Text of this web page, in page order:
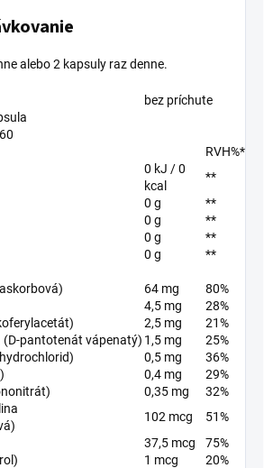
alebo 2 kapsuly raz denne.
bez príchute
RVH%*
0 kJ / 0
kcal
**
0 g
**
0 g
**
0 g
**
0 g
**
64 mg
80%
4,5 mg
28%
2,5 mg
21%
pantotenát vápenatý) 1,5 mg
25%
0,5 mg
36%
0,4 mg
29%
0,35 mg
32%
102 mcg
51%
37,5 mcg
75%
1 mcg
20%